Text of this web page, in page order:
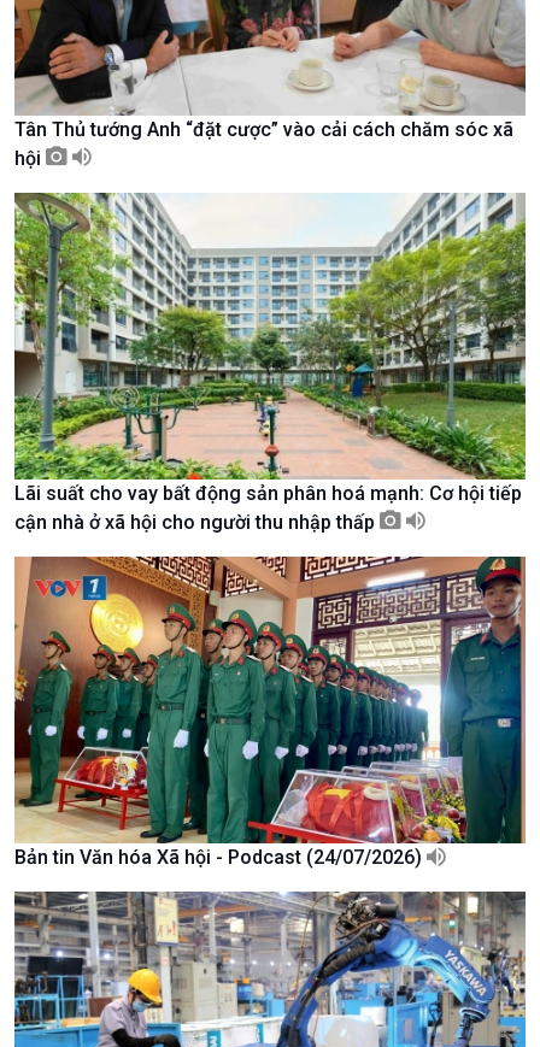
Xã hội
Tin Đời sống & Xã hội
360 độ Sức khỏe
Chuyển đổi Xanh
Tài nguyên và Môi trường
Chuyên gia của bạn
Xã hội chuyển động
Bước chân đến trường
Khoa học & Công nghệ
Tin Khoa học & Công nghệ
Kết nối công nghệ
Sống chung với biến đổi
khí hậu
Văn hoá & Du lịch
Multimedia
Tân Thủ tướng Anh “đặt cược” vào cải cách chăm sóc xã
hội
Lãi suất cho vay bất động sản phân hoá mạnh: Cơ hội tiếp
cận nhà ở xã hội cho người thu nhập thấp
Bản tin Văn hóa Xã hội - Podcast (24/07/2026)